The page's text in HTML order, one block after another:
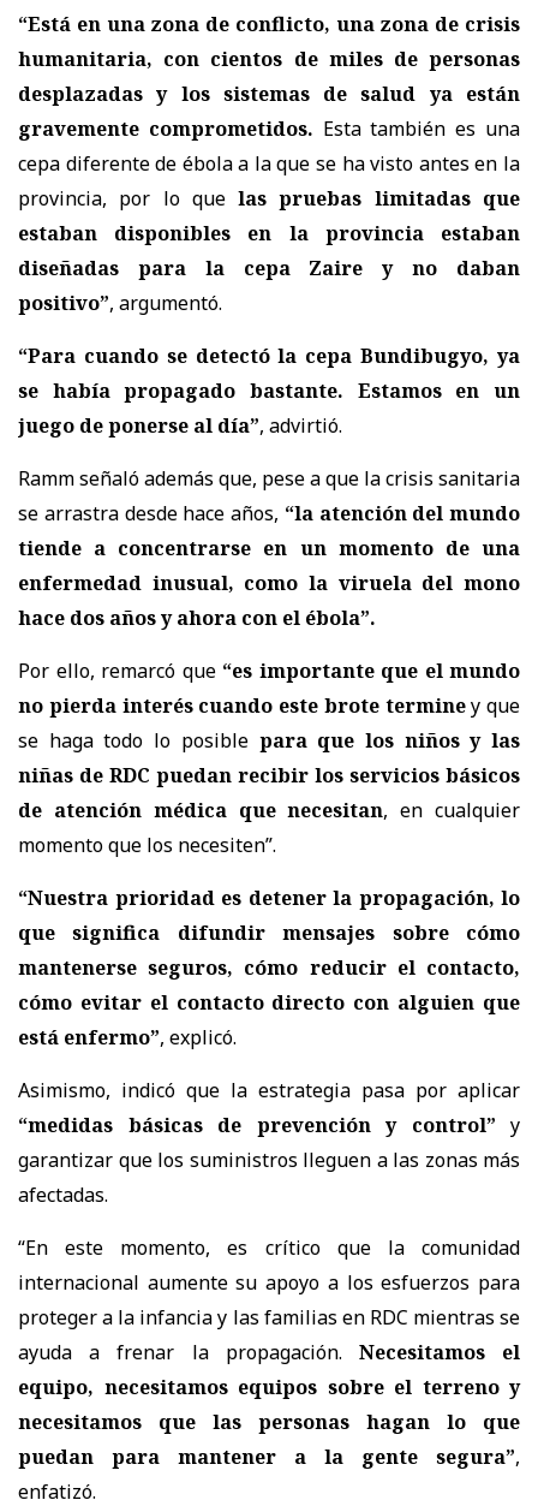
“Está en una zona de conflicto, una zona de crisis
humanitaria, con cientos de miles de personas
desplazadas y los sistemas de salud ya están
gravemente comprometidos. Esta también es una
cepa diferente de ébola a la que se ha visto antes en la
provincia, por lo quelas pruebas limitadas que
estaban disponibles en la provincia estaban
diseñadas para la cepa Zaire y no daban
positivo”, argumentó.
“Para cuando se detectó la cepa Bundibugyo, ya
se había propagado bastante. Estamos en un
juego de ponerse al día”, advirtió.
Ramm señaló además que, pese a que la crisis sanitaria
se arrastra desde hace años, “la atención del mundo
tiende a concentrarse en un momento de una
enfermedad inusual, como la viruela del mono
hace dos años y ahora con el ébola”.
Por ello, remarcó que“es importante que el mundo
no pierda interés cuando este brote terminey que
se haga todo lo posible para que los niños y las
niñas de RDC puedan recibir los servicios básicos
de atención médica que necesitan, en cualquier
momento que los necesiten”.
“Nuestra prioridad es detener la propagación, lo
que significa difundir mensajes sobre cómo
mantenerse seguros, cómo reducir el contacto,
cómo evitar el contacto directo con alguien que
está enfermo”, explicó.
Asimismo, indicó que la estrategia pasa por aplicar
“medidas básicas de prevención y control” y
garantizar que los suministros lleguen a las zonas más
afectadas.
“En este momento, es crítico que la comunidad
internacional aumente su apoyo a los esfuerzos para
proteger a la infancia y las familias en RDC mientras se
ayuda a frenar la propagación. Necesitamos el
equipo, necesitamos equipos sobre el terreno y
necesitamos que las personas hagan lo que
puedan para mantener a la gente segura”,
enfatizó.